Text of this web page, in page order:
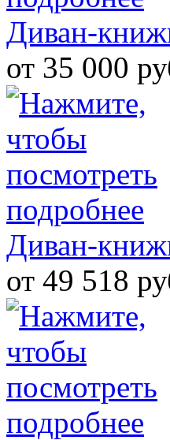
Диван-
от 35 000
Диван-
от 49 518